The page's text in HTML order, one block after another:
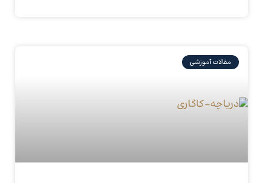
مقالات آموزشی